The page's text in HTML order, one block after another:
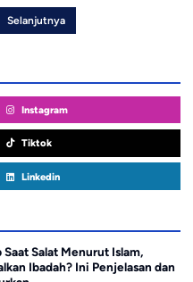
Selanjutnya
Instagram
Tiktok
Linkedin
Salat Menurut Islam,
Ibadah? Ini Penjelasan dan